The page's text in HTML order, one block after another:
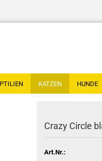
KATZEN HUNDE
Crazy Circle
Art.Nr.: